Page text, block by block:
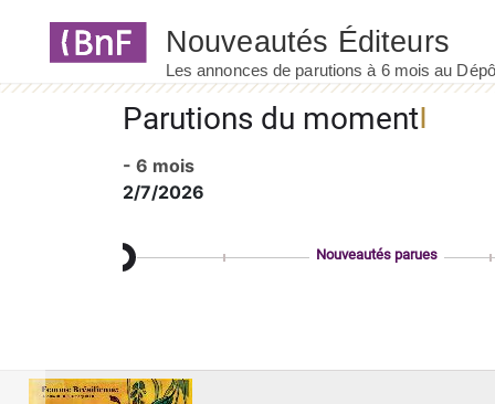
Parutions du moment
- 6 mois
2/7/2026
Nouveautés parues